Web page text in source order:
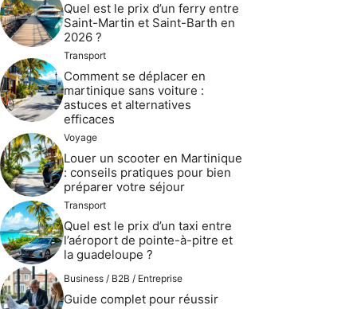
Quel est le prix d’un ferry entre
Saint-Martin et Saint-Barth en
2026 ?
Transport
Comment se déplacer en
martinique sans voiture :
astuces et alternatives
efficaces
Voyage
Louer un scooter en Martinique
: conseils pratiques pour bien
préparer votre séjour
Transport
Quel est le prix d’un taxi entre
l’aéroport de pointe-à-pitre et
la guadeloupe ?
Business / B2B / Entreprise
Guide complet pour réussir